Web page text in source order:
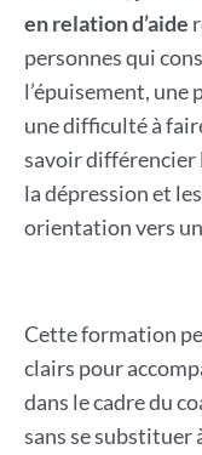
en relation d’aide
personnes qui
l’épuisement, une
une difficulté à
savoir différencier
la dépression et
orientation vers
Cette formation
clairs pour
dans le cadre du
sans se substituer